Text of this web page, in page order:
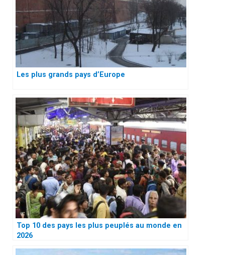
Les plus grands pays d’Europe
Top 10 des pays les plus peuplés au monde en
2026